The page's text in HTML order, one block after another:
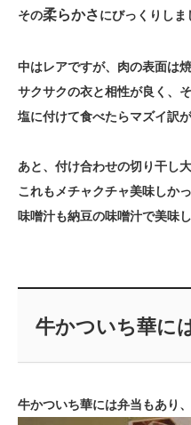
その柔らかさにびっくりしま
中はレアですが、肉の表面は焼
サクサクの衣と相性が良く、
塩に付けて食べたらマズイ訳
あと、付け合わせの切り干し大
これもメチャクチャ美味しかっ
味噌汁も納豆の味噌汁で美味
牛かついち華に
牛かついち華には弁当もあり